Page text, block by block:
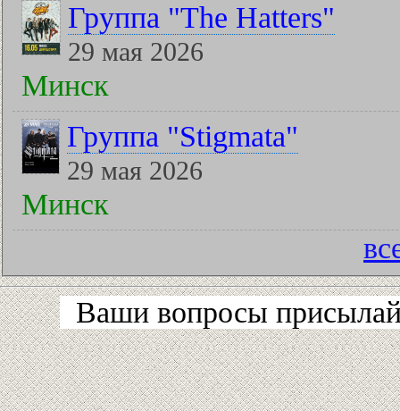
Группа "The Hatters"
29 мая 2026
Минск
Группа "Stigmata"
29 мая 2026
Минск
Ваши вопросы